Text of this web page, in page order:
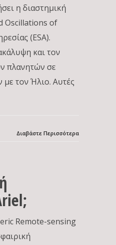
η διαστημική
Oscillations of
(ESA).
και τον
πλανητών σε
τον Ήλιο. Αυτές
Διαβάστε Περισσότερα
Remote-sensing